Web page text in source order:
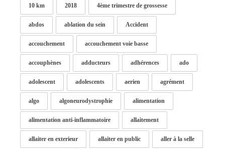
10 km 2018 4ème trimestre de grossesse
abdos ablation du sein Accident
accouchement accouchement voie basse
accouphènes adducteurs adhérences ado
adolescent adolescents aerien agrément
algo algoneurodystrophie alimentation
alimentation anti-inflammatoire allaitement
allaiter en exterieur allaiter en public aller à la selle